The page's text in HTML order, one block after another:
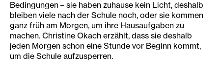
Bedingungen – sie haben zuhause kein Licht, deshalb
bleiben viele nach der Schule noch, oder sie kommen
ganz früh am Morgen, um ihre Hausaufgaben zu
machen. Christine Okach erzählt, dass sie deshalb
jeden Morgen schon eine Stunde vor Beginn kommt,
um die Schule aufzusperren.